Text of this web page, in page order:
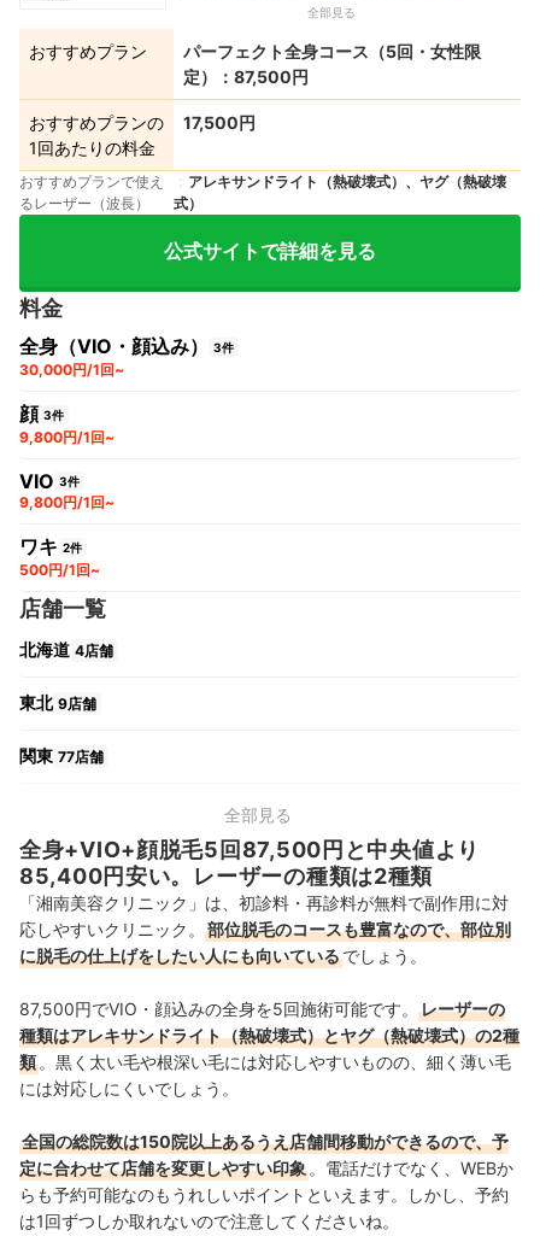
全部見る
おすすめプラン
パーフェクト全身コース（5回・女性限
定）：87,500円
おすすめプランの
1回あたりの料金
17,500円
おすすめプランで使え
るレーザー（波長）
アレキサンドライト（熱破壊式）、ヤグ（熱破壊
式）
公式サイトで詳細を見る
料金
全身（VIO・顔込み） 3件
30,000円/1回~
顔 3件
9,800円/1回~
VIO 3件
9,800円/1回~
ワキ 2件
500円/1回~
店舗一覧
北海道 4店舗
東北 9店舗
関東 77店舗
関西 24店舗
中国・四国 10店舗
九州・沖縄 14店舗
全部見る
全身+VIO+顔脱毛5回87,500円と中央値より
85,400円安い。レーザーの種類は2種類
「湘南美容クリニック」は、初診料・再診料が無料で副作用に対
応しやすいクリニック。
部位脱毛のコースも豊富なので、部位別
に脱毛の仕上げをしたい人にも向いているでしょう。
87,500円でVIO・顔込みの全身を5回施術可能です。
レーザーの
種類はアレキサンドライト（熱破壊式）とヤグ（熱破壊式）の2種
類 。黒く太い毛や根深い毛には対応しやすいものの、細く薄い毛
には対応しにくいでしょう。
全国の総院数は150院以上あるうえ店舗間移動ができるので、予
定に合わせて店舗を変更しやすい印象 。 電話だけでなく、WEBか
らも予約可能なのもうれしいポイントといえます。しかし、予約
は1回ずつしか取れないので注意してくださいね。